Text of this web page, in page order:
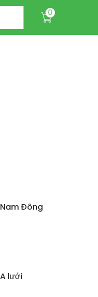
0
Đông
lưới